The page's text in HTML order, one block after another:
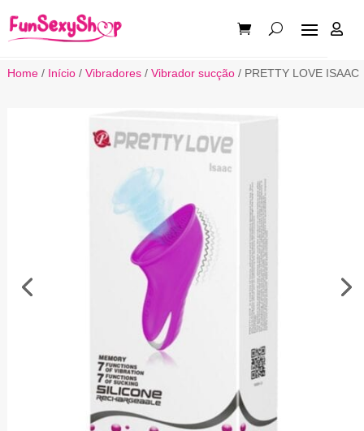

Home/ Início/ Vibradores/ Vibrador sucção/ PRETTY LOVE ISAAC